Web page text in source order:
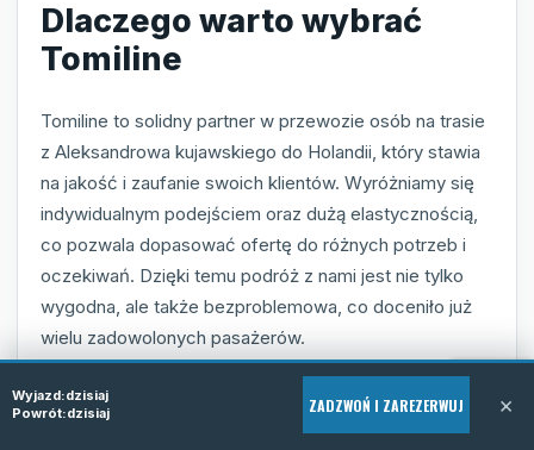
Dlaczego warto wybrać
Tomiline
Tomiline to solidny partner w przewozie osób na trasie
z Aleksandrowa kujawskiego do Holandii, który stawia
na jakość i zaufanie swoich klientów. Wyróżniamy się
indywidualnym podejściem oraz dużą elastycznością,
co pozwala dopasować ofertę do różnych potrzeb i
oczekiwań. Dzięki temu podróż z nami jest nie tylko
wygodna, ale także bezproblemowa, co doceniło już
wielu zadowolonych pasażerów.
Priorytetem jest dla nas bezpieczeństwo oraz komfort
na każdym odcinku trasy. Wysoki standard pojazdów i
Wyjazd:dzisiaj
Powrót:dzisiaj ZADZWOŃ I ZAREZERWUJ ×